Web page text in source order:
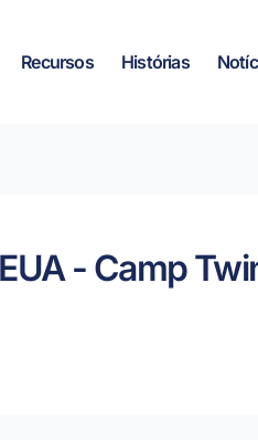
Recursos Histórias
- Camp